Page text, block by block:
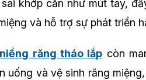
khớp cắn như mút tay,
và hỗ trợ sự phát triển
niềng răng tháo lắp còn
uống và vệ sinh răng